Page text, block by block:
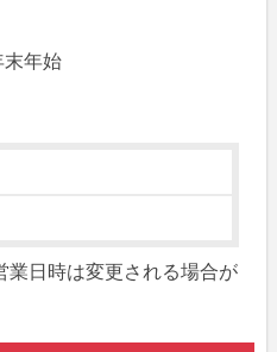
末年始
業日時は変更される場合が